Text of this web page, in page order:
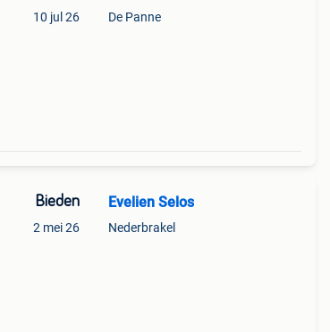
10 jul 26 De Panne
Bieden
2 mei 26
Evelien Selos
Nederbrakel